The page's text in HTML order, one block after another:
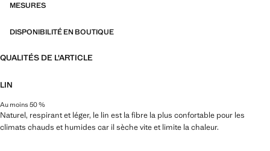
MESURES
DISPONIBILITÉ EN BOUTIQUE
QUALITÉS DE L'ARTICLE
LIN
Au moins 50 %
Naturel, respirant et léger, le lin est la fibre la plus confortable pour les
climats chauds et humides car il sèche vite et limite la chaleur.